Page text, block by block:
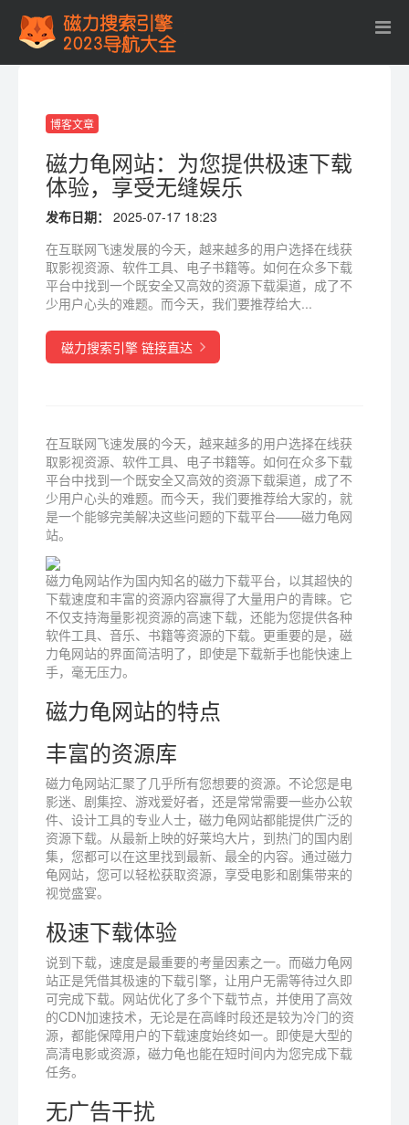
博客文章
磁力龟网站：为您提供极速下载
体验，享受无缝娱乐
发布日期：
2025-07-17 18:23
在互联网飞速发展的今天，越来越多的用户选择在线获
取影视资源、软件工具、电子书籍等。如何在众多下载
平台中找到一个既安全又高效的资源下载渠道，成了不
少用户心头的难题。而今天，我们要推荐给大...
磁力搜索引擎 链接直达
在互联网飞速发展的今天，越来越多的用户选择在线获
取影视资源、软件工具、电子书籍等。如何在众多下载
平台中找到一个既安全又高效的资源下载渠道，成了不
少用户心头的难题。而今天，我们要推荐给大家的，就
是一个能够完美解决这些问题的下载平台——磁力龟网
站。
磁力龟网站作为国内知名的磁力下载平台，以其超快的
下载速度和丰富的资源内容赢得了大量用户的青睐。它
不仅支持海量影视资源的高速下载，还能为您提供各种
软件工具、音乐、书籍等资源的下载。更重要的是，磁
力龟网站的界面简洁明了，即使是下载新手也能快速上
手，毫无压力。
磁力龟网站的特点
丰富的资源库
磁力龟网站汇聚了几乎所有您想要的资源。不论您是电
影迷、剧集控、游戏爱好者，还是常常需要一些办公软
件、设计工具的专业人士，磁力龟网站都能提供广泛的
资源下载。从最新上映的好莱坞大片，到热门的国内剧
集，您都可以在这里找到最新、最全的内容。通过磁力
龟网站，您可以轻松获取资源，享受电影和剧集带来的
视觉盛宴。
极速下载体验
说到下载，速度是最重要的考量因素之一。而磁力龟网
站正是凭借其极速的下载引擎，让用户无需等待过久即
可完成下载。网站优化了多个下载节点，并使用了高效
的CDN加速技术，无论是在高峰时段还是较为冷门的资
源，都能保障用户的下载速度始终如一。即使是大型的
高清电影或资源，磁力龟也能在短时间内为您完成下载
任务。
无广告干扰